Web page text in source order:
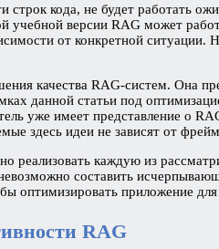
кода, не будет работать
учебной версии RAG может
от конкретной
качества RAG-систем. Она
данной статьи под
уже имеет представление о
здесь идеи не зависят от
реализовать каждую из
невозможно составить
оптимизировать приложение
RAG